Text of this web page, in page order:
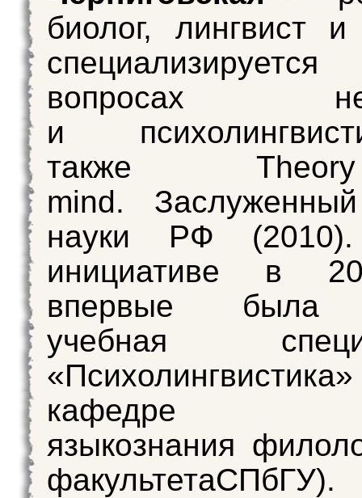
биолог, лингвист и
вопросах
и
также
mind.
науки РФ
инициативе в
впервые была
учебная
кафедре
языкознания
факультетаСПбГУ).